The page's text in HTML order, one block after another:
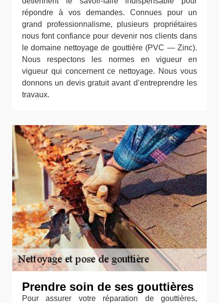
répondre à vos demandes. Connues pour un
grand professionnalisme, plusieurs propriétaires
nous font confiance pour devenir nos clients dans
le domaine nettoyage de gouttière (PVC — Zinc).
Nous respectons les normes en vigueur en
vigueur qui concernent ce nettoyage. Nous vous
donnons un devis gratuit avant d’entreprendre les
travaux.
Prendre soin de ses gouttières
Pour assurer votre réparation de gouttières,